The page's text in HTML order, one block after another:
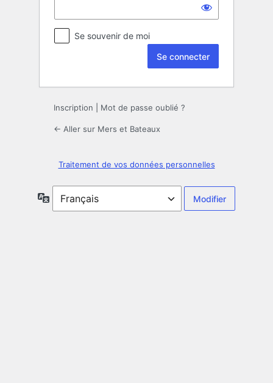
Se souvenir de moi
Inscription Mot de passe oublié ?
← Aller sur Mers et Bateaux
Traitement de vos données personnelles
Langue